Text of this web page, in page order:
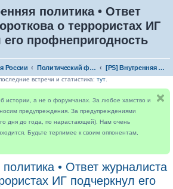
политика • Ответ
о террористах ИГ
его профнепригодность
России Политический форум [PS] Внутренняя политика • Ответ журналиста Короткова о террористах ИГ подчеркнул его профнепригодность
встречи и статистика: тут.
истории, а не о форумчанах. За любое хамство и
предупреждения. За предупреждениями
дня до года, по нарастающей). Нам очень
Будьте терпимее к своим оппонентам,
• Ответ журналиста
ИГ подчеркнул его